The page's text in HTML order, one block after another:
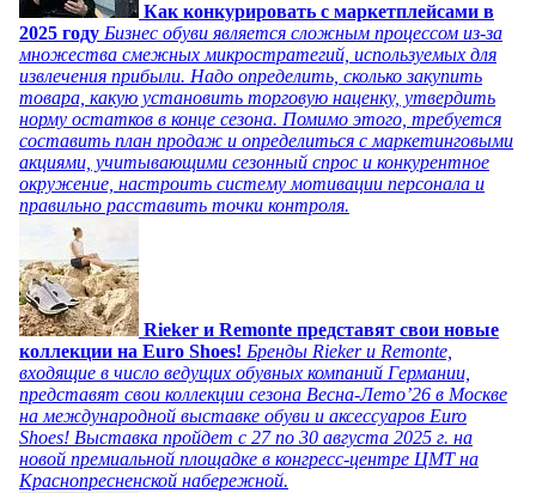
Как конкурировать с маркетплейсами в
2025 году Бизнес обуви является сложным процессом из-за
множества смежных микростратегий, используемых для
извлечения прибыли. Надо определить, сколько закупить
товара, какую установить торговую наценку, утвердить
норму остатков в конце сезона. Помимо этого, требуется
составить план продаж и определиться с маркетинговыми
акциями, учитывающими сезонный спрос и конкурентное
окружение, настроить систему мотивации персонала и
правильно расставить точки контроля.
Rieker и Remonte представят свои новые
коллекции на Euro Shoes! Бренды Rieker и Remonte,
входящие в число ведущих обувных компаний Германии,
представят свои коллекции сезона Весна-Лето’26 в Москве
на международной выставке обуви и аксессуаров Euro
Shoes! Выставка пройдет c 27 по 30 августа 2025 г. на
новой премиальной площадке в конгресс-центре ЦМТ на
Краснопресненской набережной.